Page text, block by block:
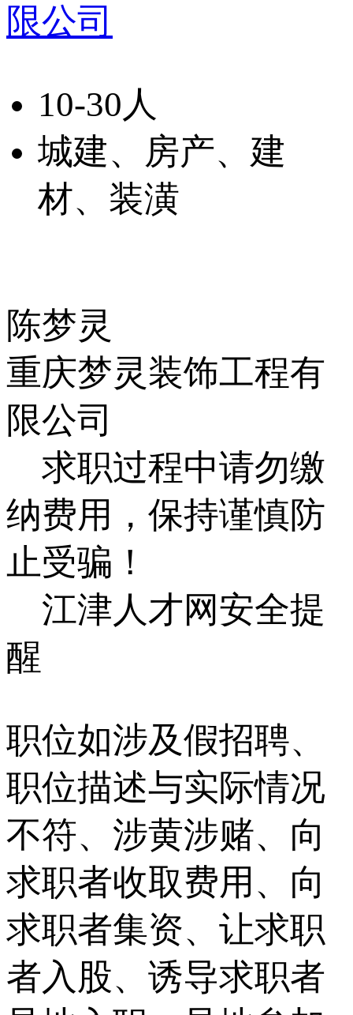
限公司
10-30人
城建、房产、建
材、装潢
陈梦灵
重庆梦灵装饰工程有
限公司
求职过程中请勿缴
纳费用，保持谨慎防
止受骗！
江津人才网安全提
醒
职位如涉及假招聘、
职位描述与实际情况
不符、涉黄涉赌、向
求职者收取费用、向
求职者集资、让求职
者入股、诱导求职者